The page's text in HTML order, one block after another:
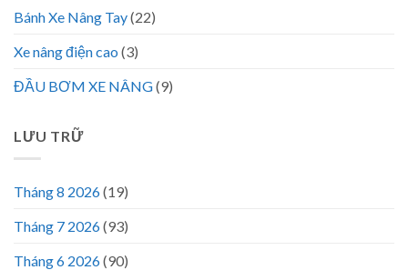
Bánh Xe Nâng Tay(22)
Xe nâng điện cao (3)
ĐẦU BƠM XE NÂNG(9)
LƯU TRỮ
Tháng 8 2026(19)
Tháng 7 2026(93)
Tháng 6 2026(90)